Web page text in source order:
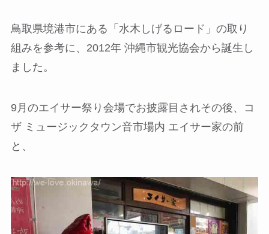
鳥取県境港市にある「水木しげるロード」の取り
組みを参考に、2012年 沖縄市観光協会から誕生し
ました。
9月のエイサー祭り会場でお披露目されその後、コ
ザ ミュージックタウン音市場内 エイサー家の前
と、